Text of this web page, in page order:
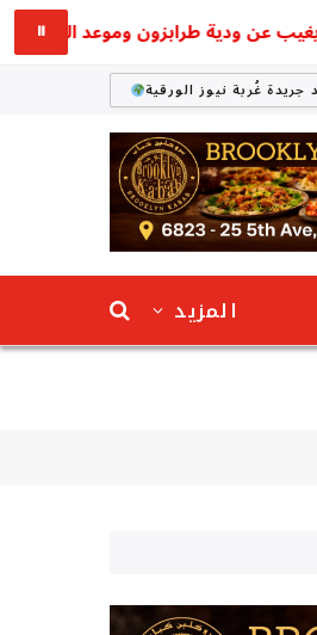
عن ودية طرابزون وموعد الظهور الأول
⏸
جريدة غُربة نيوز الورقية
المزيد